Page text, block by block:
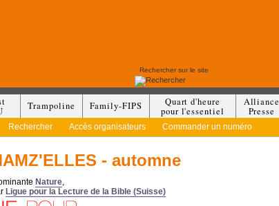
Trampoline Family-FIPS
Quart d'heure
pour l'essentiel
Alliance
Presse
Rechercher Accès organisateurs Commander un numéro
- automne
Nature,
Ligue pour la Lecture de la Bible (Suisse)